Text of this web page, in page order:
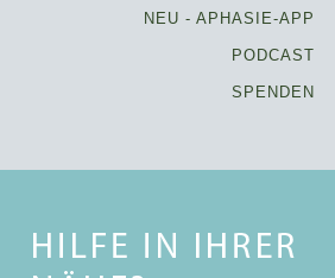
NEU - APHASIE-APP
PODCAST
SPENDEN